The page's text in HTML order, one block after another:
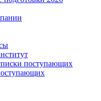
поступающих